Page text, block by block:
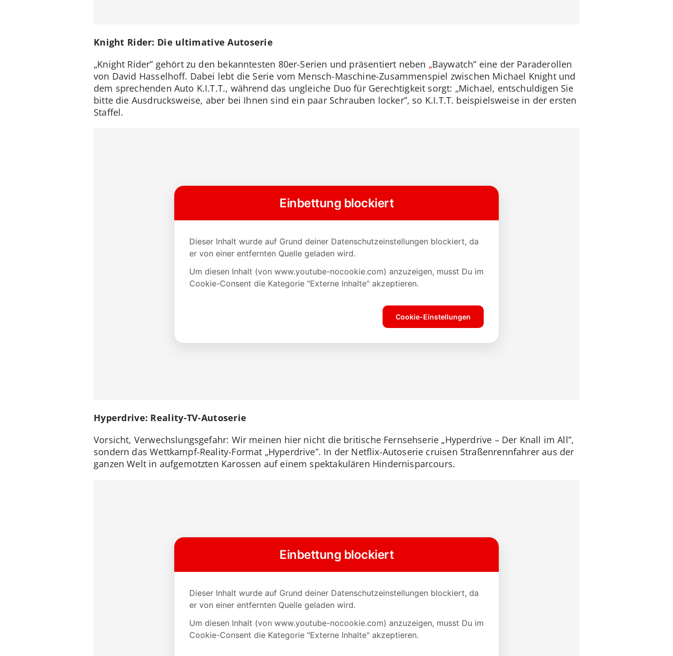
Knight Rider: Die ultimative Autoserie
„Knight Rider” gehört zu den bekanntesten 80er-Serien und präsentiert neben „Baywatch” eine der Paraderollen
von David Hasselhoff. Dabei lebt die Serie vom Mensch-Maschine-Zusammenspiel zwischen Michael Knight und
dem sprechenden Auto K.I.T.T., während das ungleiche Duo für Gerechtigkeit sorgt: „Michael, entschuldigen Sie
bitte die Ausdrucksweise, aber bei Ihnen sind ein paar Schrauben locker”, so K.I.T.T. beispielsweise in der ersten
Staffel.
Hyperdrive: Reality-TV-Autoserie
Vorsicht, Verwechslungsgefahr: Wir meinen hier nicht die britische Fernsehserie „Hyperdrive – Der Knall im All”,
sondern das Wettkampf-Reality-Format „Hyperdrive”. In der Netflix-Autoserie cruisen Straßenrennfahrer aus der
ganzen Welt in aufgemotzten Karossen auf einem spektakulären Hindernisparcours.